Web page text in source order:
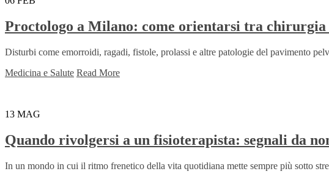
Proctologo a Milano: come orientarsi tra
Disturbi come emorroidi, ragadi, fistole, prolassi e altre patologie del pavimento
Medicina e Salute Read More
13 MAG
Quando rivolgersi a un fisioterapista: segnali da
In un mondo in cui il ritmo frenetico della vita quotidiana mette sempre più sotto